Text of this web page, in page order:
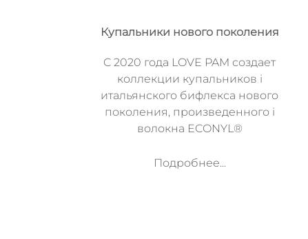
Купальники нового поколения
C 2020 года LOVE PAM создает
коллекции купальников i
итальянского бифлекса нового
поколения, произведенного i
волокна ECONYL®
Подробнее...